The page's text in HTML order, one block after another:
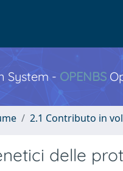
System - OPENBS
2.1 Contributo in
delle